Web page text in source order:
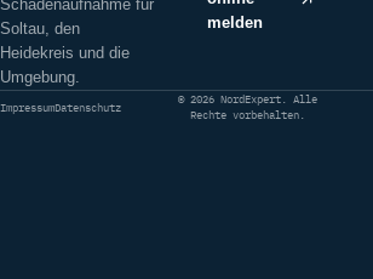
Schadenaufnahme für
Soltau, den
Heidekreis und die
Umgebung.
melden
ImpressumDatenschutz
© 2026 NordExpert. Alle
Rechte vorbehalten.